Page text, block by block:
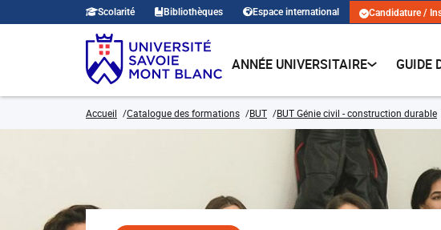
Scolarité Bibliothèques Espace international Candidature /
ANNÉE UNIVERSITAIRE GUIDE
Accueil Catalogue des formations BUT BUT Génie civil - construction durable